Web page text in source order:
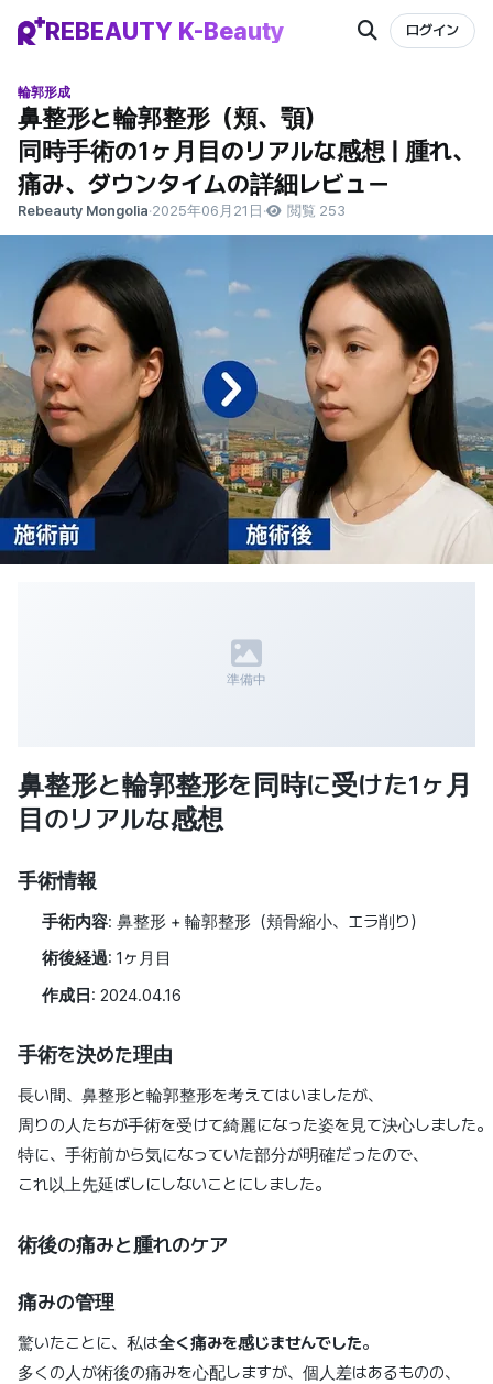
REBEAUTY K-Beauty ログイン
輪郭形成
鼻整形と輪郭整形（頬、顎）
同時手術の1ヶ月目のリアルな感想 | 腫れ、
痛み、ダウンタイムの詳細レビュー
Rebeauty Mongolia·2025年06月21日 · 閲覧 253
準備中
鼻整形と輪郭整形を同時に受けた1ヶ月
目のリアルな感想
手術情報
手術内容: 鼻整形 + 輪郭整形（頬骨縮小、エラ削り）
術後経過: 1ヶ月目
作成日 : 2024.04.16
手術を決めた理由
長い間、鼻整形と輪郭整形を考えてはいましたが、
周りの人たちが手術を受けて綺麗になった姿を見て決心しました。
特に、手術前から気になっていた部分が明確だったので、
これ以上先延ばしにしないことにしました。
術後の痛みと腫れのケア
痛みの管理
驚いたことに、私は全く痛みを感じませんでした。
多くの人が術後の痛みを心配しますが、個人差はあるものの、